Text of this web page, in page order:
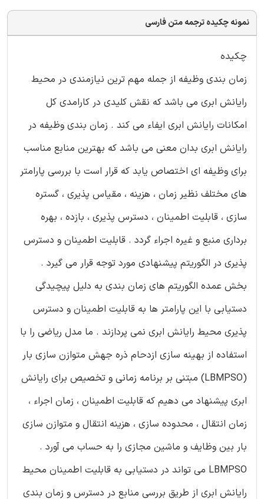
نمونه چکیده ترجمه متن فارسی
چکیده
زمان بندی وظیفه از جمله مهم ترین نیازمندی در محیط
رایانش ابری می باشد که نقش کلیدی در کارامدی کل
امکانات رایانش ابری ایفاء می کند . زمان بندی وظیفه در
رایانش ابری بدان معنی می باشد که بهترین منابع مناسب
برای وظیفه ای اختصاص یابد که قرار است با بررسی پارامتر
های مختلف نظیر زمان ، هزینه ، مقیاس پذیری ، گستره
سازی ، قابلیت اطمینان ، دسترس پذیری ، بازده ، بهره
برداری منبع و غیره اجراء گردد . قابلیت اطمینان و دسترس
پذیری در الگوریتم پیشنهادی مورد توجه قرار می گیرد .
بخش عمده الگوریتم های زمان بندی به دلیل پیچیدگی
دستیابی با این پارامتر ها به قابلیت اطمینان و دسترس
پذیری محیط رایانش ابری نمی پردازند . ما مدل ریاضی را با
استفاده از بهینه سازی ازدحام ذره جهش متوازن سازی بار
(LBMPSO) مبتنی بر برنامه زمانی و تخصیص برای رایانش
ابری پیشنهاد می دهیم که قابلیت اطمینان ، زمان اجراء ،
زمان انتقال ، محدوده سازی ، هزینه انتقال و متوازن سازی
بار بین وظایف و ماشین مجازی را به حساب می آورد .
LBMPSO می تواند در دستیابی به قابلیت اطمینان محیط
رایانش ابری از طریق بررسی منابع در دسترس و زمان بندی